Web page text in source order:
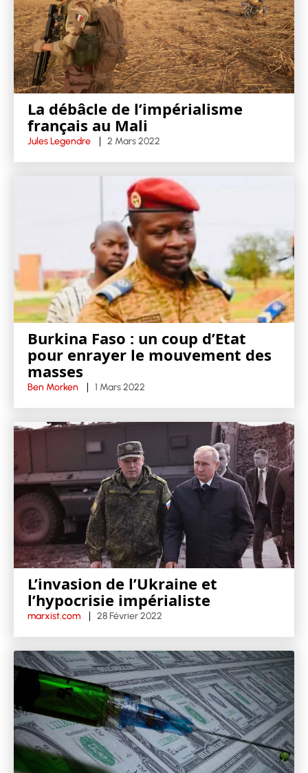
La débâcle de l’impérialisme
français au Mali
Jules Legendre 2 Mars 2022
Burkina Faso : un coup d’Etat
pour enrayer le mouvement des
masses
Ben Morken 1 Mars 2022
L’invasion de l’Ukraine et
l’hypocrisie impérialiste
marxist.com 28 Février 2022